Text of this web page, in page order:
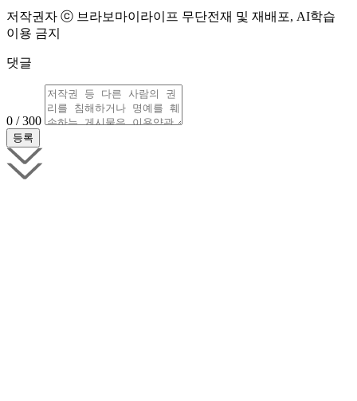
저작권자 ⓒ 브라보마이라이프 무단전재 및 재배포, AI학습
이용 금지
댓글
0 / 300